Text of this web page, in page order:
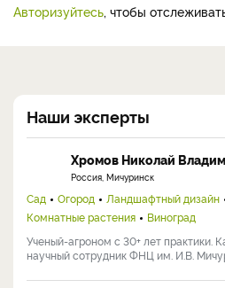
Авторизуйтесь , чтобы
Наши эксперты
Хромов Николай
Россия, Мичуринск
Сад Огород Ландшафтный дизайн
Комнатные растения
Виноград
Ученый-агроном с 30+ лет практики.
научный сотрудник ФНЦ им. И.В.